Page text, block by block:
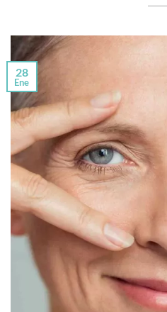
28
Ene